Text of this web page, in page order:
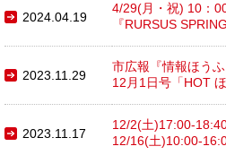
2024.04.19
4/29(月・祝) 10：
『RURSUS
2023.11.29
市広報『情報ほうふ
12月1日号「HOT
2023.11.17
12/2(土)17:00-
12/16(土)10:00-